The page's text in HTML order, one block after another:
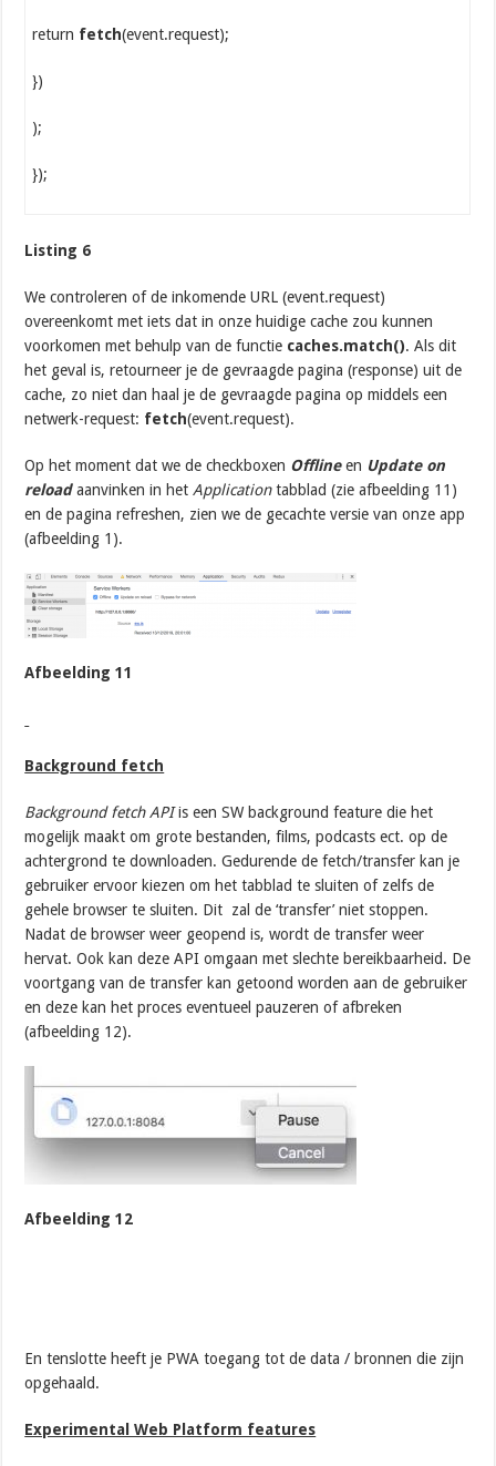
return fetch(event.request);
})
);
});
Listing 6
We controleren of de inkomende URL (event.request)
overeenkomt met iets dat in onze huidige cache zou kunnen
voorkomen met behulp van de functie caches.match(). Als dit
het geval is, retourneer je de gevraagde pagina (response) uit de
cache, zo niet dan haal je de gevraagde pagina op middels een
netwerk-request: fetch(event.request).
Op het moment dat we de checkboxen Offlineen Update on
reloadaanvinken in hetApplicationtabblad (zie afbeelding 11)
en de pagina refreshen, zien we de gecachte versie van onze app
(afbeelding 1).
Afbeelding 11
Background fetch
Background fetch APIis een SW background feature die het
mogelijk maakt om grote bestanden, films, podcasts ect. op de
achtergrond te downloaden. Gedurende de fetch/transfer kan je
gebruiker ervoor kiezen om het tabblad te sluiten of zelfs de
gehele browser te sluiten. Dit zal de ‘transfer’ niet stoppen.
Nadat de browser weer geopend is, wordt de transfer weer
hervat. Ook kan deze API omgaan met slechte bereikbaarheid. De
voortgang van de transfer kan getoond worden aan de gebruiker
en deze kan het proces eventueel pauzeren of afbreken
(afbeelding 12).
Afbeelding 12
En tenslotte heeft je PWA toegang tot de data / bronnen die zijn
opgehaald.
Experimental Web Platform features